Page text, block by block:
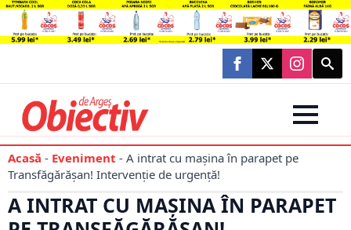
Search
for:
Acasă - Eveniment - A intrat cu mașina în parapet pe
Transfăgărășan! Intervenție de urgență!
A INTRAT CU MAȘINA ÎN PARAPET